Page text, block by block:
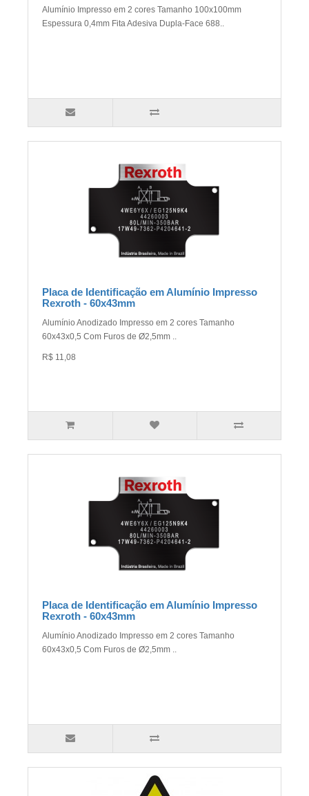
Alumínio Impresso em 2 cores Tamanho 100x100mm
Espessura 0,4mm Fita Adesiva Dupla-Face 688..
Placa de Identificação em Alumínio Impresso
Rexroth - 60x43mm
Alumínio Anodizado Impresso em 2 cores Tamanho
60x43x0,5 Com Furos de Ø2,5mm ..
R$ 11,08
Placa de Identificação em Alumínio Impresso
Rexroth - 60x43mm
Alumínio Anodizado Impresso em 2 cores Tamanho
60x43x0,5 Com Furos de Ø2,5mm ..